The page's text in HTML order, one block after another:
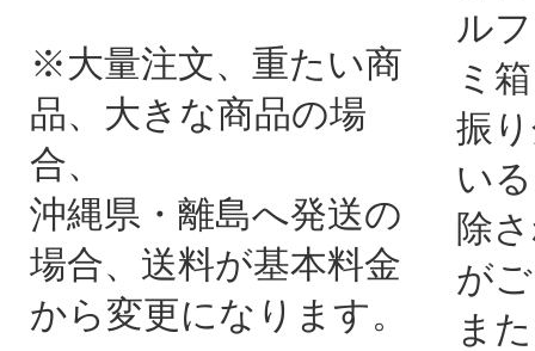
※大量注文、重たい商
品、大きな商品の場
合、
沖縄県・離島へ発送の
場合、送料が基本料金
から変更になります。
ル
ミ
振
い
除
が
ま